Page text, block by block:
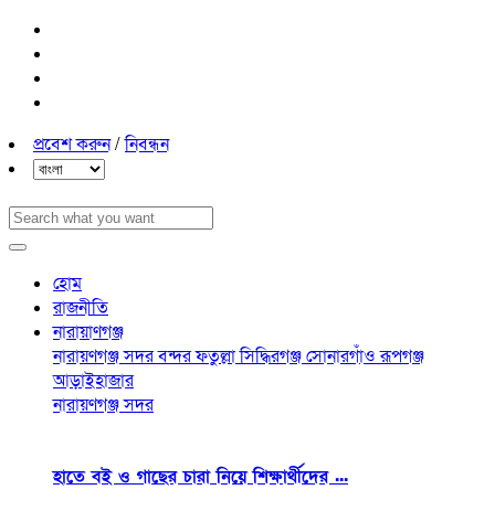
প্রবেশ করুন/নিবন্ধন
হোম
রাজনীতি
নারায়াণগঞ্জ
নারায়ণগঞ্জ সদরবন্দরফতুল্লাসিদ্ধিরগঞ্জসোনারগাঁওরূপগঞ্জ
আড়াইহাজার
নারায়ণগঞ্জ সদর
হাতে বই ও গাছের চারা নিয়ে শিক্ষার্থীদের ...